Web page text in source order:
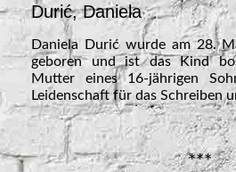
Durić, Daniela
Daniela Durić wurde am 28.
geboren und ist das Kind
Mutter eines 16-jährigen
Leidenschaft für das Schreiben
***